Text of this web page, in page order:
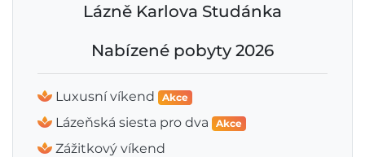
Lázně Karlova Studánka
Nabízené pobyty 2026
Luxusní víkend Akce
Lázeňská siesta pro dva Akce
Zážitkový víkend